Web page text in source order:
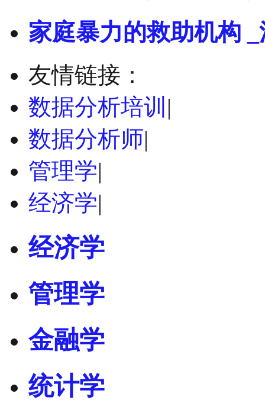
家庭暴力的救助机构 _
友情链接：
数据分析培训 |
数据分析师|
管理学|
经济学|
经济学
管理学
金融学
统计学